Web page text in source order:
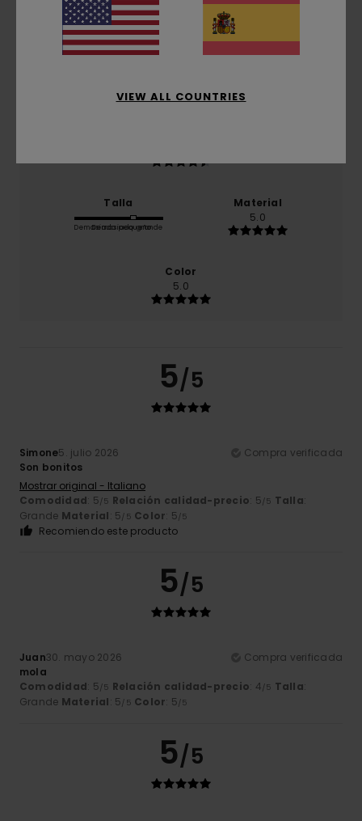
El 67% de nuestros clientes recomiendan este
producto
Talla
Demasiado pequeño
Demasiado grande
Material
5.0
Color
5.0
5/5
Simone5. julio 2026
Compra verificada
Son bonitos
Mostrar original - Italiano
Comodidad: 5/5 Relación calidad-precio: 5/5 Talla:
Grande Material: 5/5 Color: 5/5
Recomiendo este producto
5/5
Juan30. mayo 2026
Compra verificada
mola
Comodidad: 5/5 Relación calidad-precio: 4/5 Talla:
Grande Material: 5/5 Color: 5/5
5/5
VIEW ALL COUNTRIES